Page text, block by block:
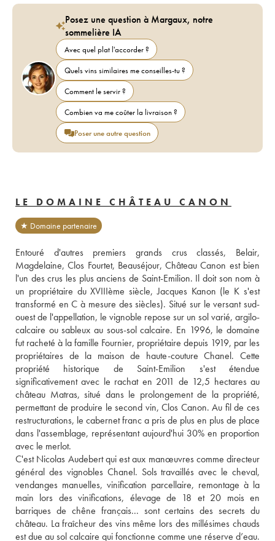
Posez une question à Margaux, notre
sommelière IA
Avec quel plat l'accorder ?
Quels vins similaires me conseilles-tu ?
Comment le servir ?
Combien va me coûter la livraison ?
Poser une autre question
LE DOMAINE CHÂTEAU CANON
★ Domaine partenaire
Entouré d'autres premiers grands crus classés, Belair,
Magdelaine, Clos Fourtet, Beauséjour, Château Canon est bien
l'un des crus les plus anciens de Saint-Emilion. Il doit son nom à
un propriétaire du XVIIIème siècle, Jacques Kanon (le K s'est
transformé en C à mesure des siècles). Situé sur le versant sud-
ouest de l'appellation, le vignoble repose sur un sol varié, argilo-
calcaire ou sableux au sous-sol calcaire. En 1996, le domaine
fut racheté à la famille Fournier, propriétaire depuis 1919, par les
propriétaires de la maison de haute-couture Chanel. Cette
propriété historique de Saint-Emilion s'est étendue
significativement avec le rachat en 2011 de 12,5 hectares au
château Matras, situé dans le prolongement de la propriété,
permettant de produire le second vin, Clos Canon. Au fil de ces
restructurations, le cabernet franc a pris de plus en plus de place
dans l'assemblage, représentant aujourd'hui 30% en proportion
avec le merlot.
C'est Nicolas Audebert qui est aux manœuvres comme directeur
général des vignobles Chanel. Sols travaillés avec le cheval,
vendanges manuelles, vinification parcellaire, remontage à la
main lors des vinifications, élevage de 18 et 20 mois en
barriques de chêne français... sont certains des secrets du
château. La fraîcheur des vins même lors des millésimes chauds
est due au sol calcaire qui fonctionne comme une réserve d’eau.